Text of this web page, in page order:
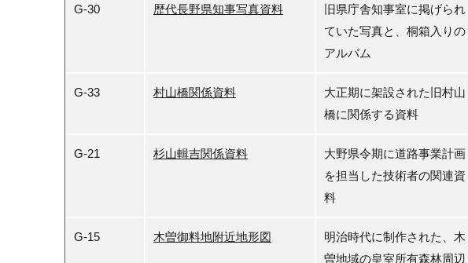
G-30 歴代長野県知事写真資料
旧県庁舎知事室に掲げられ
ていた写真と、桐箱入りの
アルバム
G-33 村山橋関係資料
大正期に架設された旧村山
橋に関係する資料
G-21 杉山輯吉関係資料
大野県令期に道路事業計画
を担当した技術者の関連資
料
G-15 木曽御料地附近地形図
明治時代に制作された、木
曽地域の皇室所有森林周辺